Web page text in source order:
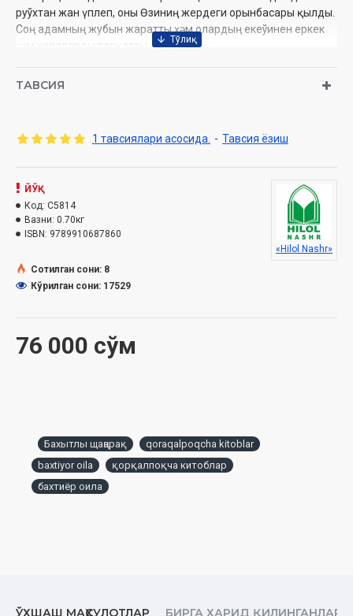
руўхтан жан үплеп, оны Өзиниң жердеги орынбасары қылды.
Соң адамның жубын жаратты ҳәм олардың екеўинен еркек
ҳәм ҳаялларды тарқатты.
ибарат етип жаратқанда олардың ҳәр бирине өзине тән
қайым боламан дегенге шекем ҳадалпәк жол менен даўам
Муаллиф:
Нашриёт: «Hilol-Nashr»
Сана: 2025 йил
ISBN:
Ўлчами: Ўлчами:
Муқоваси:
Өзбекстан Республикасы Дин ислери бойынша комитеттиң
2024-жыл 31-июльдеги 03-07/4631-санлы жуўмағы
Некеге шақырыў
Басшылардың ўазыйпасы
ТАВСИЯ
1 тавсиялари асосида. - Тавсия ёзиш
76 000 сўм
ЙЎҚ
Код: C5814
Вазни: 0.70кг
ISBN: 9789910687860
«Hilol Nashr»
Сотилган сони: 8
Кўрилган сони: 17529
Бахытлы щаңарақ
qoraqalpoqcha kitoblar
baxtiyor oila
қорқалпоқча китоблар
бахтиёр оила
ЎХШАШ МАҲСУЛОТЛАР БИРГА ХАРИД ҚИЛИНГАНЛАР